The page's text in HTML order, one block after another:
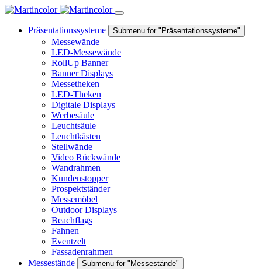
Präsentationssysteme Submenu for "Präsentationssysteme"
Messewände
LED-Messewände
RollUp Banner
Banner Displays
Messetheken
LED-Theken
Digitale Displays
Werbesäule
Leuchtsäule
Leuchtkästen
Stellwände
Video Rückwände
Wandrahmen
Kundenstopper
Prospektständer
Messemöbel
Outdoor Displays
Beachflags
Fahnen
Eventzelt
Fassadenrahmen
Messestände
Submenu for "Messestände"